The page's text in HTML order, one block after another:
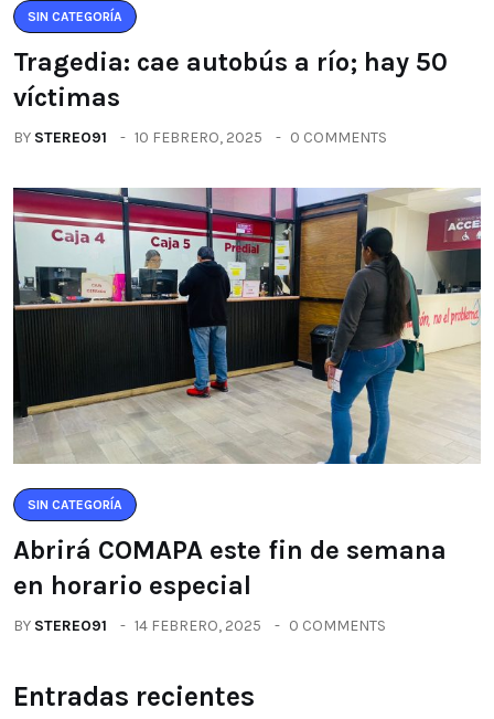
SIN CATEGORÍA
Tragedia: cae autobús a río; hay 50
víctimas
BY STEREO91 10 FEBRERO, 2025 0 COMMENTS
SIN CATEGORÍA
Abrirá COMAPA este fin de semana
en horario especial
BY STEREO91 14 FEBRERO, 2025 0 COMMENTS
Entradas recientes